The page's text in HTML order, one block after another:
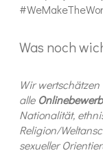
Was noch
Wir
alle
Nationalität,
Religion/
sexueller